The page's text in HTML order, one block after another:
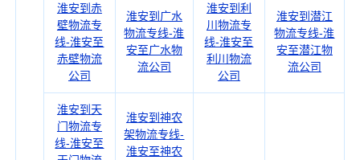
淮安到赤
壁物流专
线-淮安至
赤壁物流
公司
淮安到广水
物流专线-淮
安至广水物
流公司
淮安到利
川物流专
线-淮安至
利川物流
公司
淮安到潜江
物流专线-淮
安至潜江物
流公司
淮安到天
门物流专
线-淮安至
淮安到神农
架物流专线-
淮安至神农